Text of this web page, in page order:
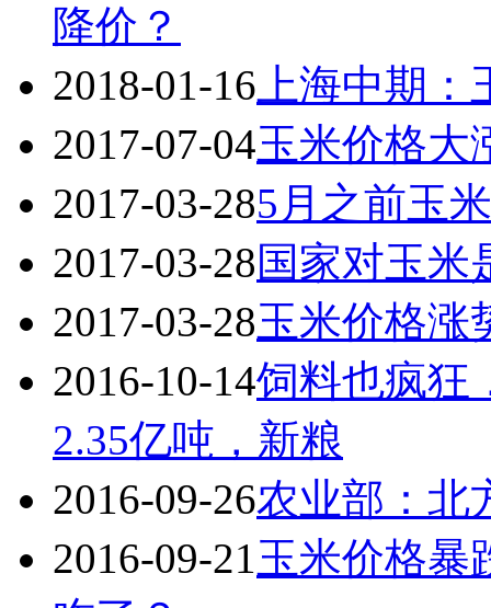
降价？
2018-01-16 上海中期
2017-07-04玉米价格大
2017-03-285月之前玉
2017-03-28国家对玉米
2017-03-28玉米价格涨
2016-10-14饲料也疯狂
2.35亿吨，新粮
2016-09-26农业部：北
2016-09-21玉米价格暴